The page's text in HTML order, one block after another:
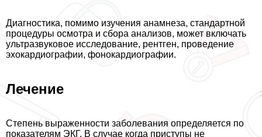
Диагностика, помимо изучения анамнеза, стандартной
процедуры осмотра и сбора анализов, может включать
ультразвуковое исследование, рентген, проведение
эхокардиографии, фонокардиографии.
Лечение
Степень выраженности заболевания определяется по
показателям ЭКГ. В случае когда приступы не